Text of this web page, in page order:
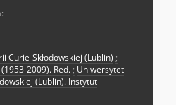
Curie-Skłodowskiej (Lublin) ;
2009). Red. ; Uniwersytet
(Lublin). Instytut